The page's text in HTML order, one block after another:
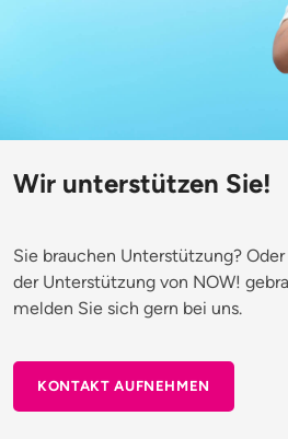
Wir unterstützen Sie!
Sie brauchen Unterstützung?
der Unterstützung von NOW!
melden Sie sich gern bei uns.
KONTAKT AUFNEHMEN